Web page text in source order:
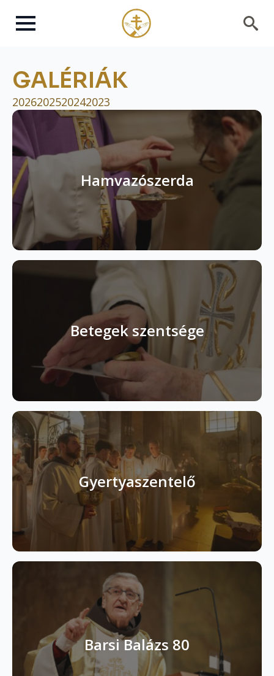
GALÉRIÁK
2026202520242023
Hamvazószerda
Betegek szentsége
Gyertyaszentelő
Barsi Balázs 80